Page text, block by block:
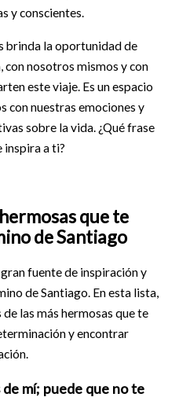
y conscientes.
brinda la oportunidad de
con nosotros mismos y con
este viaje. Es un espacio
con nuestras emociones y
sobre la vida. ¿Qué frase
inspira a ti?
que te
de Santiago
fuente de inspiración y
de Santiago. En esta lista,
las más hermosas que te
y encontrar
mí; puede que no te